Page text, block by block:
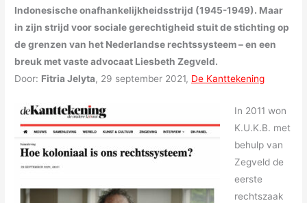
Indonesische onafhankelijkheidsstrijd (1945-1949). Maar
in zijn strijd voor sociale gerechtigheid stuit de stichting op
de grenzen van het Nederlandse rechtssysteem – en een
breuk met vaste advocaat Liesbeth Zegveld.
Door: Fitria Jelyta, 29 september 2021, De Kanttekening
In 2011 won
K.U.K.B. met
behulp van
Zegveld de
eerste
rechtszaak